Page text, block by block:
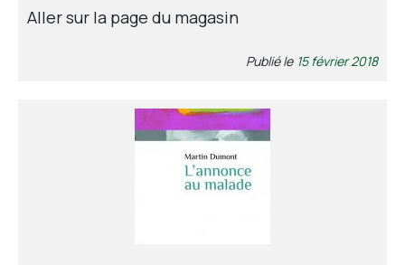
Aller sur la page du magasin
Publié le 15 février 2018